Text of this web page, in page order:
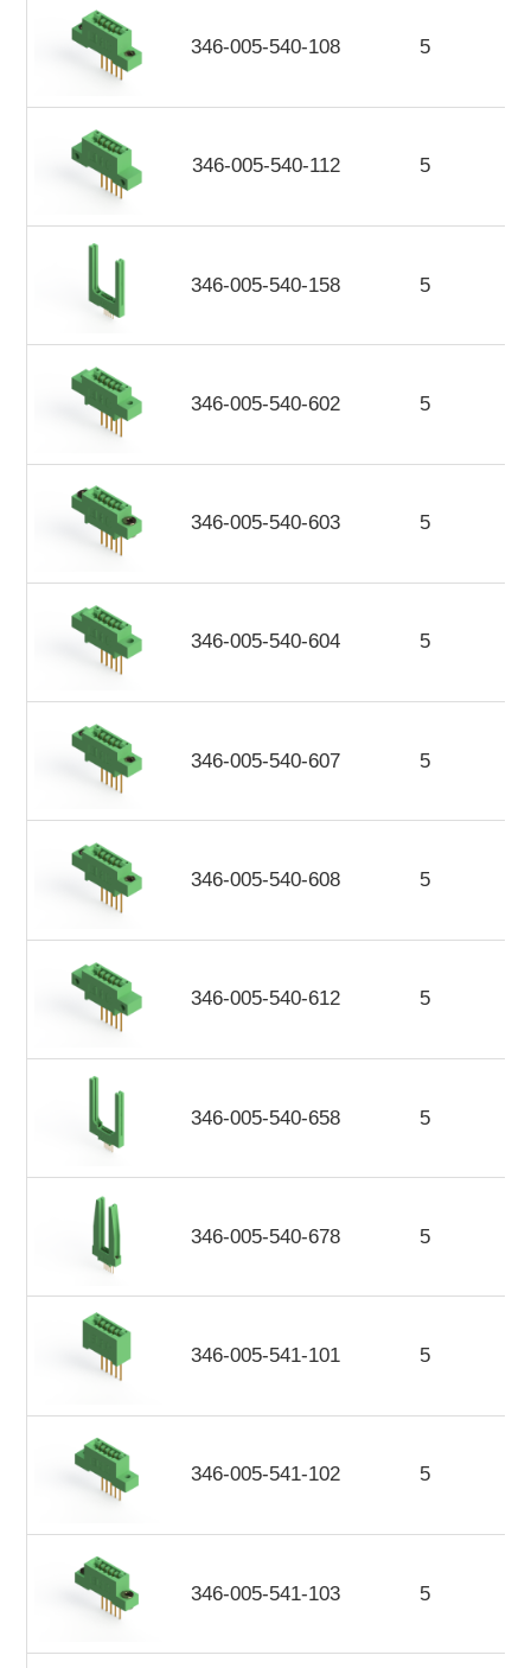
346-005-540-108 5
346-005-540-112 5
346-005-540-158 5
346-005-540-602 5
346-005-540-603 5
346-005-540-604 5
346-005-540-607 5
346-005-540-608 5
346-005-540-612 5
346-005-540-658 5
346-005-540-678 5
346-005-541-101 5
346-005-541-102 5
346-005-541-103 5